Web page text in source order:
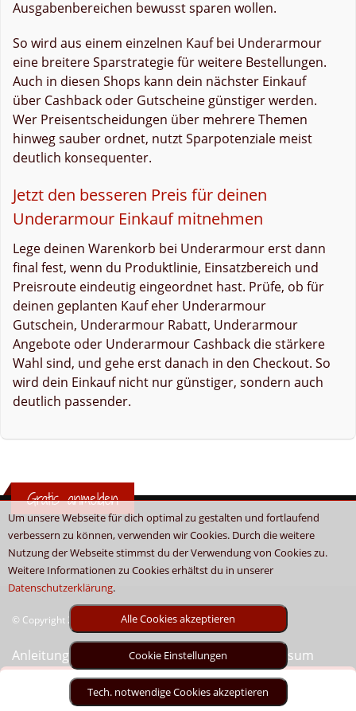
Um unsere Webseite für dich optimal zu gestalten und fortlaufend
verbessern zu können, verwenden wir Cookies. Durch die weitere
Nutzung der Webseite stimmst du der Verwendung von Cookies zu.
Weitere Informationen zu Cookies erhältst du in unserer
Datenschutzerklärung.
Alle Cookies akzeptieren
Cookie Einstellungen
Tech. notwendige Cookies akzeptieren
Ausgabenbereichen bewusst sparen wollen.
So wird aus einem einzelnen Kauf bei Underarmour
eine breitere Sparstrategie für weitere Bestellungen.
Auch in diesen Shops kann dein nächster Einkauf
über Cashback oder Gutscheine günstiger werden.
Wer Preisentscheidungen über mehrere Themen
hinweg sauber ordnet, nutzt Sparpotenziale meist
deutlich konsequenter.
Jetzt den besseren Preis für deinen
Underarmour Einkauf mitnehmen
Lege deinen Warenkorb bei Underarmour erst dann
final fest, wenn du Produktlinie, Einsatzbereich und
Preisroute eindeutig eingeordnet hast. Prüfe, ob für
deinen geplanten Kauf eher Underarmour
Gutschein, Underarmour Rabatt, Underarmour
Angebote oder Underarmour Cashback die stärkere
Wahl sind, und gehe erst danach in den Checkout. So
wird dein Einkauf nicht nur günstiger, sondern auch
deutlich passender.
Gratis anmelden
© Copyright 2026 - Boni.tv / Cashback & Gutscheine
Anleitung Sitemap Kontakt Unser Impressum